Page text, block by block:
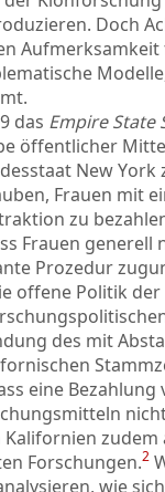
Doch
Aufmerksamkeit
das Empire State
öffentlicher
New York
Frauen mit
zu
Frauen generell
Prozedur
offene Politik
des mit
eine Bezahlung
zudem
Forschungen.2
wie